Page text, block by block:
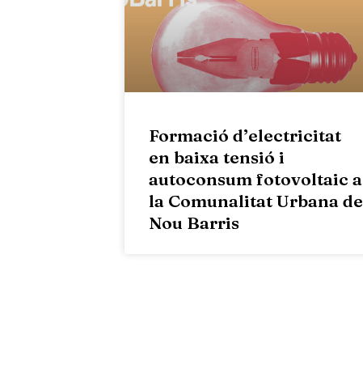
Formació d’electricitat
en baixa tensió i
autoconsum fotovoltaic a
la Comunalitat Urbana de
Nou Barris